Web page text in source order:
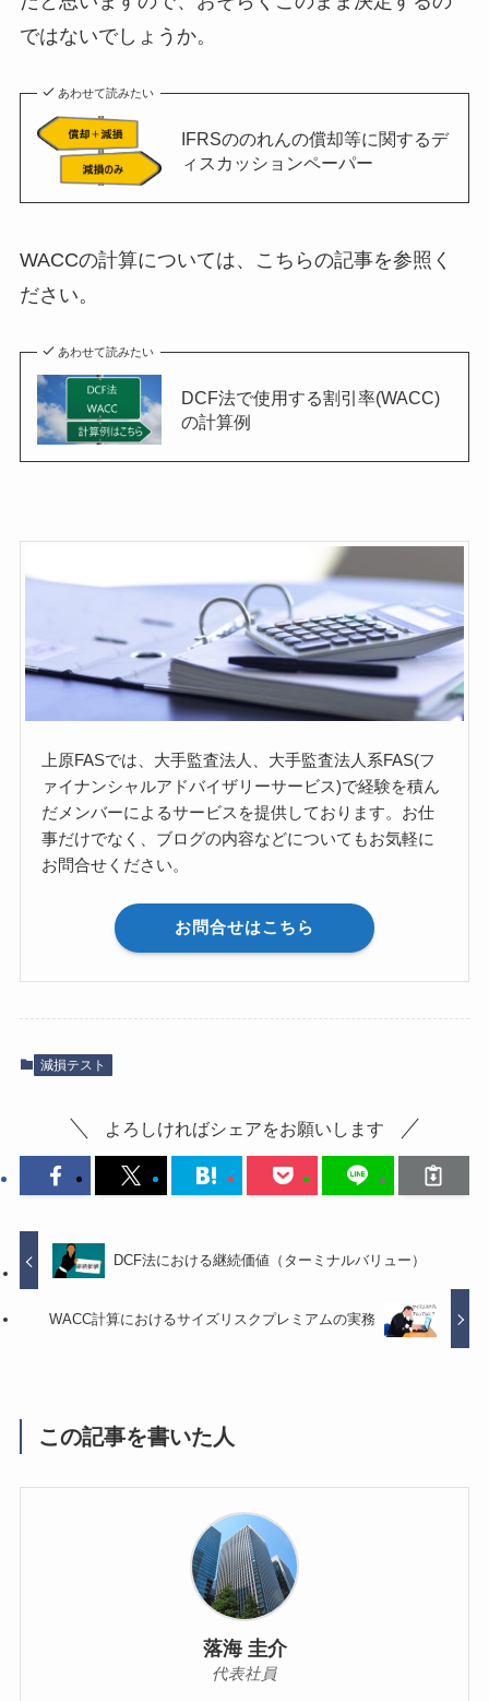
ではないでしょうか。
あわせて読みたい
IFRSののれんの償却等に関するデ
ィスカッションペーパー
WACCの計算については、こちらの記事を参照く
ださい。
あわせて読みたい
DCF法で使用する割引率(WACC)
の計算例
上原FASでは、大手監査法人、大手監査法人系FAS(フ
ァイナンシャルアドバイザリーサービス)で経験を積ん
だメンバーによるサービスを提供しております。お仕
事だけでなく、ブログの内容などについてもお気軽に
お問合せください。
お問合せはこちら
減損テスト
よろしければシェアをお願いします
DCF法における継続価値（ターミナルバリュー）
WACC計算におけるサイズリスクプレミアムの実務
この記事を書いた人
落海 圭介
代表社員